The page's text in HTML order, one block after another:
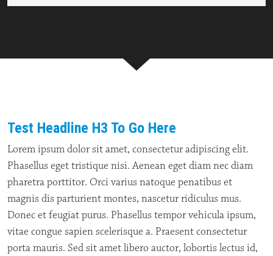
Test Headline H3 To Go Here
Lorem ipsum dolor sit amet, consectetur adipiscing elit.
Phasellus eget tristique nisi. Aenean eget diam nec diam
pharetra porttitor. Orci varius natoque penatibus et
magnis dis parturient montes, nascetur ridiculus mus.
Donec et feugiat purus. Phasellus tempor vehicula ipsum,
vitae congue sapien scelerisque a. Praesent consectetur
porta mauris. Sed sit amet libero auctor, lobortis lectus id,